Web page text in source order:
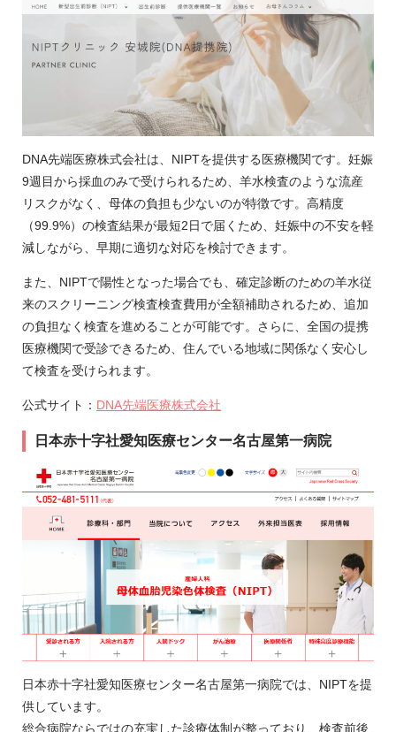
DNA先端医療株式会社は、NIPTを提供する医療機関です。妊娠
9週目から採血のみで受けられるため、羊水検査のような流産
リスクがなく、母体の負担も少ないのが特徴です。高精度
（99.9%）の検査結果が最短2日で届くため、妊娠中の不安を軽
減しながら、早期に適切な対応を検討できます。
また、NIPTで陽性となった場合でも、確定診断のための羊水従
来のスクリーニング検査検査費用が全額補助されるため、追加
の負担なく検査を進めることが可能です。さらに、全国の提携
医療機関で受診できるため、住んでいる地域に関係なく安心し
て検査を受けられます。
公式サイト： DNA先端医療株式会社
日本赤十字社愛知医療センター名古屋第一病院
日本赤十字社愛知医療センター名古屋第一病院では、NIPTを提
供しています。
総合病院ならではの充実した診療体制が整っており、検査前後